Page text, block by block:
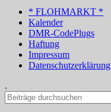
* FLOHMARKT *
Kalender
DMR-CodePlugs
Haftung
Impressum
Datenschutzerklärung
.
Suchen
nach: